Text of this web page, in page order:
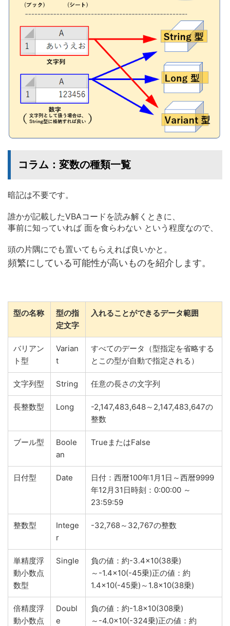
コラム：変数の種類一覧
暗記は不要です。
誰かが記載したVBAコードを読み解くときに、
事前に知っていれば 面を食らわない という程度なので、
頭の片隅にでも置いてもらえれば良いかと。
頻繁にしている可能性が高いものを紹介します。
型の名称
型の指
定文字
入れることができるデータ範囲
バリアン
ト型
Varian
t
すべてのデータ（型指定を省略する
とこの型が自動で指定される）
文字列型 String 任意の長さの文字列
長整数型 Long
-2,147,483,648～2,147,483,647の
整数
ブール型
Boole
an
TrueまたはFalse
日付型 Date
日付：西暦100年1月1日～西暦9999
年12月31日時刻：0:00:00 ～
23:59:59
整数型
Intege
r
-32,768～32,767の整数
単精度浮
動小数点
数型
Single
負の値：約-3.4×10(38乗)
～-1.4×10(-45乗)正の値：約
1.4×10(-45乗)～1.8×10(38乗)
倍精度浮
動小数点
Doubl
e
負の値：約-1.8×10(308乗)
～-4.0×10(-324乗)正の値：約